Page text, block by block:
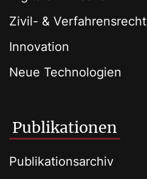
Zivil- & Verfahrensrecht
Innovation
Neue Technologien
Publikationen
Publikationsarchiv